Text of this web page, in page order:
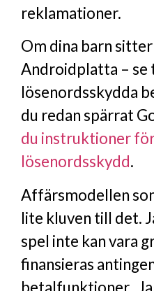
reklamationer.
Om dina barn
Androidplatta – se
lösenordsskydda
du redan spärrat
du instruktioner
lösenordsskydd.
Affärsmodellen
lite kluven till det.
spel inte kan vara
finansieras
betalfunktioner.